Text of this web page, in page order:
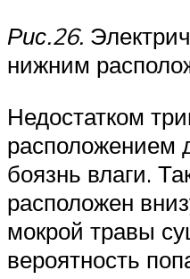
Рис.26.
нижним
Недостатком
расположением
боязнь влаги.
расположен
мокрой травы
вероятность